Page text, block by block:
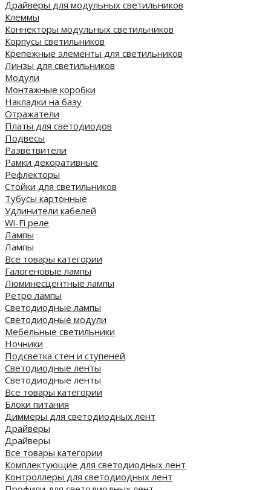
Драйверы для модульных светильников
Клеммы
Коннекторы модульных светильников
Корпусы светильников
Крепежные элементы для светильников
Линзы для светильников
Модули
Монтажные коробки
Накладки на базу
Отражатели
Платы для светодиодов
Подвесы
Разветвители
Рамки декоративные
Рефлекторы
Стойки для светильников
Тубусы картонные
Удлинители кабелей
Wi-Fi реле
Лампы
Лампы
Все товары категории
Галогеновые лампы
Люминесцентные лампы
Ретро лампы
Светодиодные лампы
Светодиодные модули
Мебельные светильники
Ночники
Подсветка стен и ступеней
Светодиодные ленты
Светодиодные ленты
Все товары категории
Блоки питания
Диммеры для светодиодных лент
Драйверы
Драйверы
Все товары категории
Комплектующие для светодиодных лент
Контроллеры для светодиодных лент